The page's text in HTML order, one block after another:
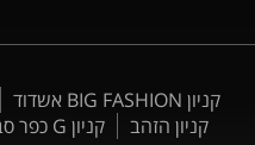
קניון BIG FASHION אשדוד
קניון הזהב
קניון G כפר סבא